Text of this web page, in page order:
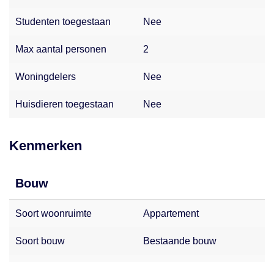
Disclaimer NederWoon Verhuurmakelaars: Bij NederWoon
Verhuurmakelaars streven we naar het verstrekken van
onze zorgvuldigheid kunnen er onjuistheden of
inhoud van deze website kunnen dan ook geen rechten
Studenten toegestaan Nee
Max aantal personen 2
Woningdelers Nee
Huisdieren toegestaan Nee
Kenmerken
Bouw
Soort woonruimte Appartement
Soort bouw Bestaande bouw